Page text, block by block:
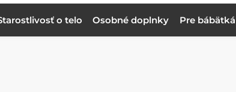
o telo Osobné doplnky Pre bábätká